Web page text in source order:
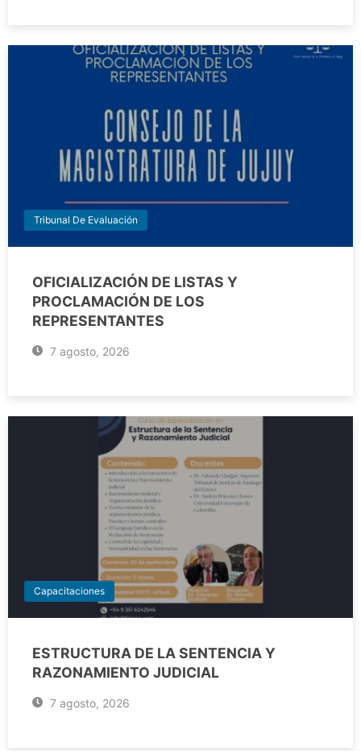
Tribunal De Evaluación
OFICIALIZACIÓN DE LISTAS Y
PROCLAMACIÓN DE LOS
REPRESENTANTES
7 agosto, 2026
Capacitaciones
ESTRUCTURA DE LA SENTENCIA Y
RAZONAMIENTO JUDICIAL
7 agosto, 2026